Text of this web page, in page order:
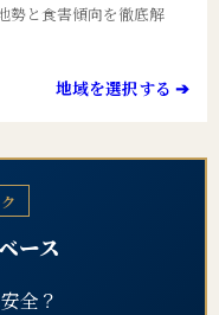
勢と食害傾向を徹底解
地域を選択する ➔
ース
全？